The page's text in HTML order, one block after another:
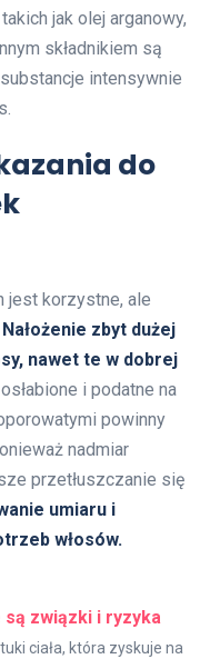
jak olej arganowy,
składnikiem są
substancje intensywnie
do
jest korzystne, ale
Nałożenie zbyt dużej
nawet te w dobrej
i podatne na
powinny
nadmiar
przetłuszczanie się
umiaru i
włosów.
związki i ryzyka
ciała, która zyskuje na